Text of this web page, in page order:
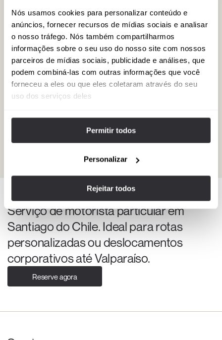
Nós usamos cookies para personalizar conteúdo e
anúncios, fornecer recursos de mídias sociais e analisar
o nosso tráfego. Nós também compartilharmos
informações sobre o seu uso do nosso site com nossos
parceiros de mídias sociais, publicidade e análises, que
podem combiná-las com outras informações que você
forneceu a eles ou que eles coletaram através do seu
uso dos serviços deles
Permitir todos
Personalizar
Rejeitar todos
Dos negócios ao lazer: um tour de
Santiago
Depois de participar de um intenso congresso de viagens
corporativas em Santiago, no Chile, encontrei-me com um dia
Serviço de motorista particular em
Santiago do Chile. Ideal para rotas
personalizadas ou deslocamentos
corporativos até Valparaíso.
Reserve agora